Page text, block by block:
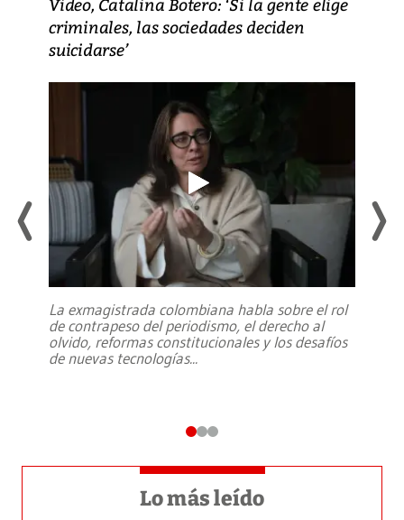
criminales, las sociedades deciden
suicidarse’
La exmagistrada colombiana habla sobre el rol
de contrapeso del periodismo, el derecho al
olvido, reformas constitucionales y los desafíos
de nuevas tecnologías...
Lo más leído